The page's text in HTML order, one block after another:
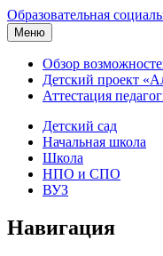
Образовательная
Меню
Обзор
Детский проект
Аттестация
Детский сад
Начальная школа
Школа
НПО и СПО
ВУЗ
Навигация